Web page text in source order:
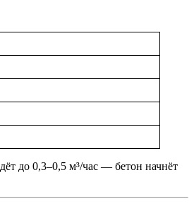
до 0,3–0,5 м³/час — бетон начнёт